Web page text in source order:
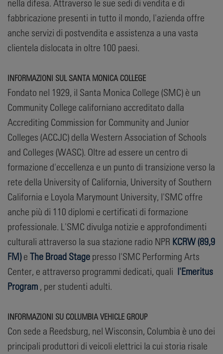
nella difesa. Attraverso le sue sedi di vendita e di
fabbricazione presenti in tutto il mondo, l'azienda offre
anche servizi di postvendita e assistenza a una vasta
clientela dislocata in oltre 100 paesi.
INFORMAZIONI SUL SANTA MONICA COLLEGE
Fondato nel 1929, il Santa Monica College (SMC) è un
Community College californiano accreditato dalla
Accrediting Commission for Community and Junior
Colleges (ACCJC) della Western Association of Schools
and Colleges (WASC). Oltre ad essere un centro di
formazione d'eccellenza e un punto di transizione verso la
rete della University of California, University of Southern
California e Loyola Marymount University, l'SMC offre
anche più di 110 diplomi e certificati di formazione
professionale. L'SMC divulga notizie e approfondimenti
culturali attraverso la sua stazione radio NPR KCRW (89,9
FM)e The Broad Stage presso l'SMC Performing Arts
Center, e attraverso programmi dedicati, quali l'Emeritus
Program , per studenti adulti.
INFORMAZIONI SU COLUMBIA VEHICLE GROUP
Con sede a Reedsburg, nel Wisconsin, Columbia è uno dei
principali produttori di veicoli elettrici la cui storia risale